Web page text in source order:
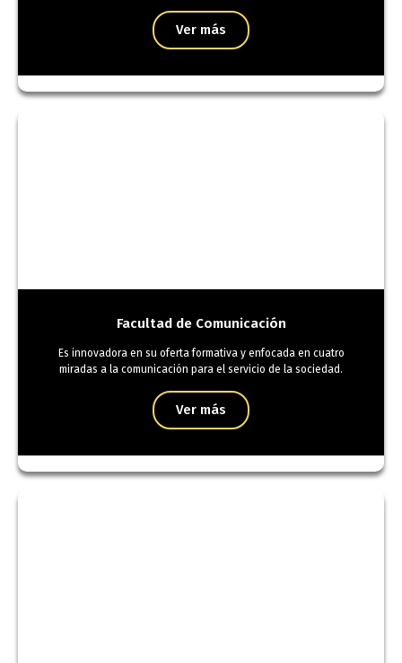
Ver más
Facultad de Comunicación
Es innovadora en su oferta formativa y enfocada en cuatro
miradas a la comunicación para el servicio de la sociedad.
Ver más